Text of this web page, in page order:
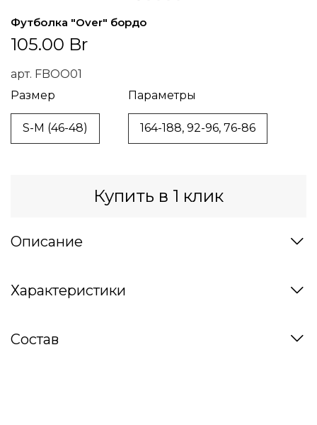
арт. FBOO01
Футболка "Over" бордо
105.00 Br
Купить в 1 клик
Размер
S-M (46-48)
Параметры
164-188, 92-96, 76-86
Описание
Характеристики
Состав